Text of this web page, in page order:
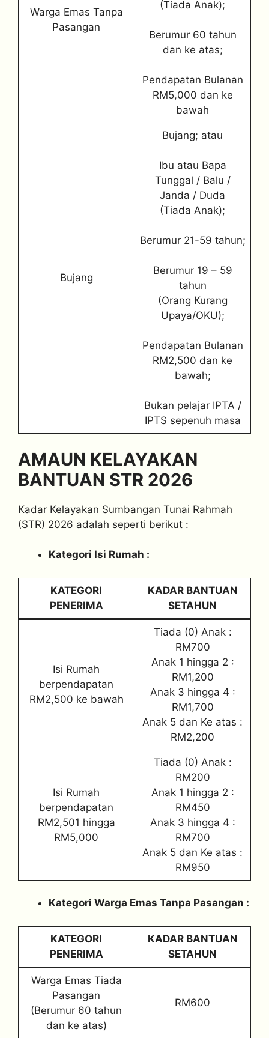
Warga Emas Tanpa
Pasangan
(Tiada Anak);
Berumur 60 tahun
dan ke atas;
Pendapatan Bulanan
RM5,000 dan ke
bawah
Bujang
Bujang; atau
Ibu atau Bapa
Tunggal / Balu /
Janda / Duda
(Tiada Anak);
Berumur 21-59 tahun;
Berumur 19 – 59
tahun
(Orang Kurang
Upaya/OKU);
Pendapatan Bulanan
RM2,500 dan ke
bawah;
Bukan pelajar IPTA /
IPTS sepenuh masa
AMAUN KELAYAKAN
BANTUAN STR 2026
Kadar Kelayakan Sumbangan Tunai Rahmah
(STR) 2026 adalah seperti berikut :
Kategori Isi Rumah :
KATEGORI
PENERIMA
KADAR BANTUAN
SETAHUN
Isi Rumah
berpendapatan
RM2,500 ke bawah
Tiada (0) Anak :
RM700
Anak 1 hingga 2 :
RM1,200
Anak 3 hingga 4 :
RM1,700
Anak 5 dan Ke atas :
RM2,200
Isi Rumah
berpendapatan
RM2,501 hingga
RM5,000
Tiada (0) Anak :
RM200
Anak 1 hingga 2 :
RM450
Anak 3 hingga 4 :
RM700
Anak 5 dan Ke atas :
RM950
Kategori Warga Emas Tanpa Pasangan :
KATEGORI
PENERIMA
KADAR BANTUAN
SETAHUN
Warga Emas Tiada
Pasangan
(Berumur 60 tahun
dan ke atas)
RM600